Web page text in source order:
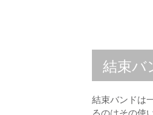
結束バ
結束バンドは
るのはその使